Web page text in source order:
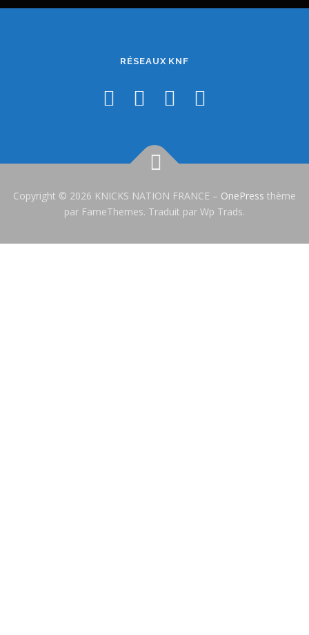
RÉSEAUX KNF
Copyright © 2026 KNICKS NATION FRANCE – OnePress thème
par FameThemes. Traduit par Wp Trads.